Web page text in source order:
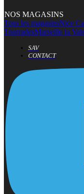
NOS MAGASINS
Tous les magasinsNice
TourradesMarseille la
SAV
CONTACT